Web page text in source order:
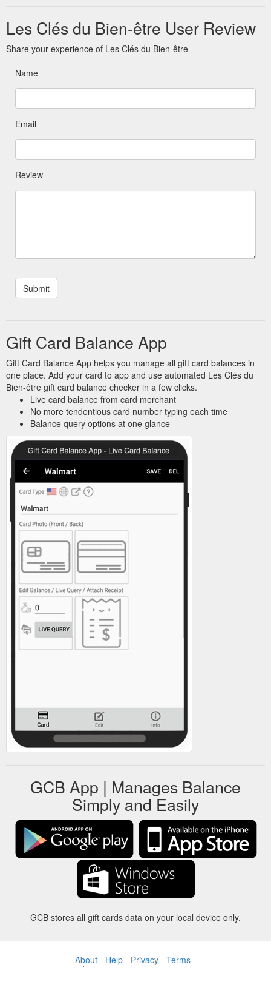
Prestations. Cours Pilates; Pratique Sport Santé ; Coaching
Contact; Suivre; Mentions Légales. Propriétaire du site.
1 route de Neuve Eglise – 67220 Dieffenbach au Val. Email :
contact@lesclesdubien-etre.fr. Téléphone : 06 87 52 45 29 ...
Les Clés du Bien-être User Review
Share your experience of Les Clés du Bien-être
Name
Email
Review
Gift Card Balance App
Gift Card Balance App helps you manage all gift card balances in
one place. Add your card to app and use automated Les Clés du
Bien-être gift card balance checker in a few clicks.
Live card balance from card merchant
No more tendentious card number typing each time
Balance query options at one glance
GCB App | Manages Balance
Simply and Easily
GCB stores all gift cards data on your local device only.
About - Help - Privacy - Terms -